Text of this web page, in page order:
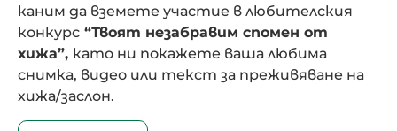
каним да вземете участие в любителския
конкурс “Твоят незабравим спомен от
хижа”, като ни покажете ваша любима
снимка, видео или текст за преживяване на
хижа/заслон.